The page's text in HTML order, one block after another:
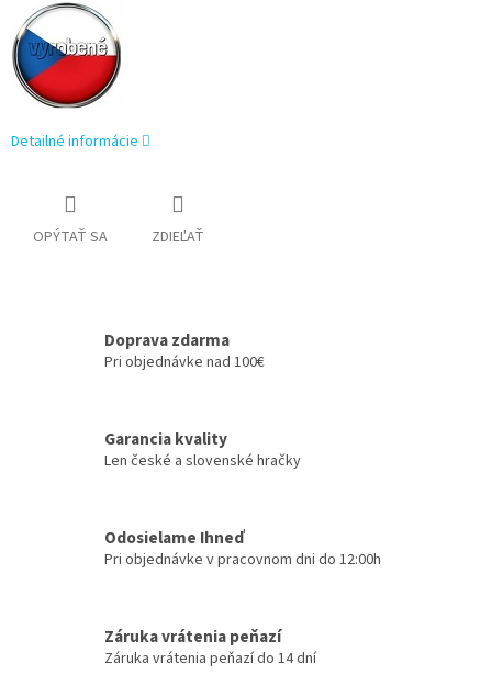
Detailné informácie
OPÝTAŤ SA ZDIEĽAŤ
Doprava zdarma
Pri objednávke nad 100€
Garancia kvality
Len české a slovenské hračky
Odosielame Ihneď
Pri objednávke v pracovnom dni do 12:00h
Záruka vrátenia peňazí
Záruka vrátenia peňazí do 14 dní